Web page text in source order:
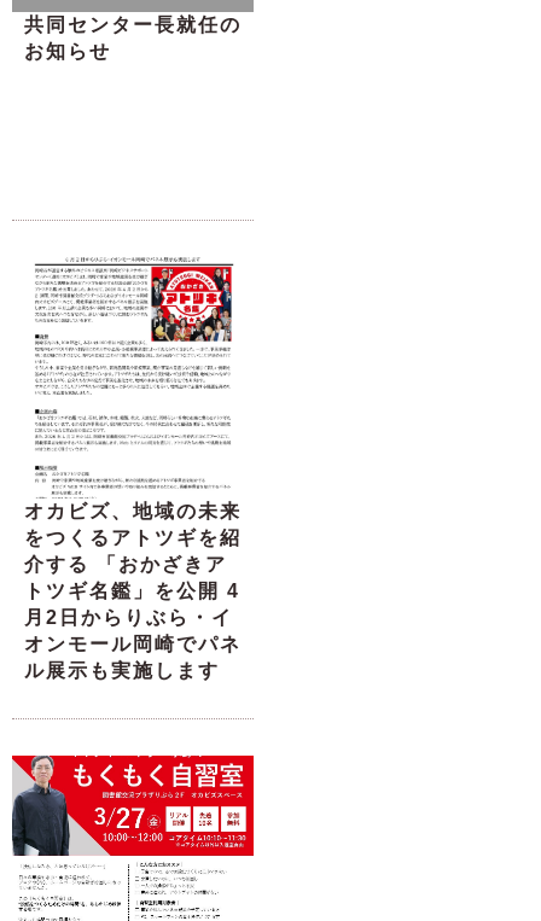
共同センター長就任の
お知らせ
オカビズ、地域の未来
をつくるアトツギを紹
介する 「おかざきア
トツギ名鑑」を公開 4
月2日からりぶら・イ
オンモール岡崎でパネ
ル展示も実施します